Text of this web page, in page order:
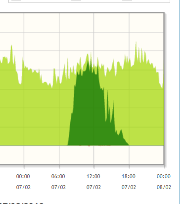
- Notícias
Contactos
289 860 300
contacto@rolear.pt